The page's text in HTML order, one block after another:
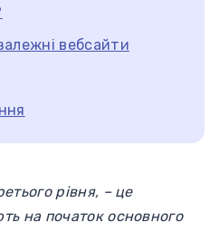
вебсайти
рівня, – це
на початок основного